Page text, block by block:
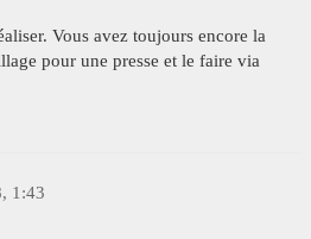
Vous avez toujours encore la
pour une presse et le faire via
1:43